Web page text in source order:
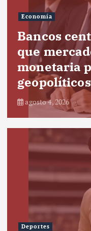
Economía
Bancos
que
monetaria
geopolíticos
agosto 4, 2026
Deportes